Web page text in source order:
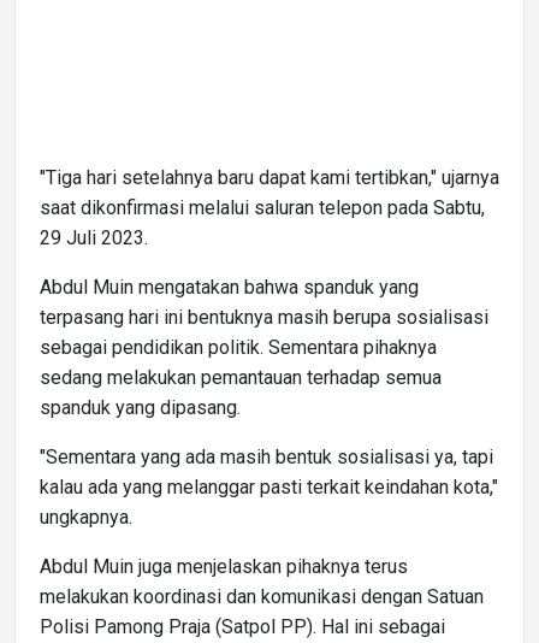
"Tiga hari setelahnya baru dapat kami tertibkan," ujarnya
saat dikonfirmasi melalui saluran telepon pada Sabtu,
29 Juli 2023.
Abdul Muin mengatakan bahwa spanduk yang
terpasang hari ini bentuknya masih berupa sosialisasi
sebagai pendidikan politik. Sementara pihaknya
sedang melakukan pemantauan terhadap semua
spanduk yang dipasang.
"Sementara yang ada masih bentuk sosialisasi ya, tapi
kalau ada yang melanggar pasti terkait keindahan kota,"
ungkapnya.
Abdul Muin juga menjelaskan pihaknya terus
melakukan koordinasi dan komunikasi dengan Satuan
Polisi Pamong Praja (Satpol PP). Hal ini sebagai